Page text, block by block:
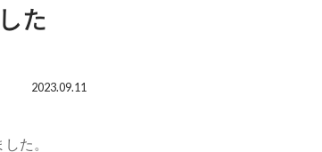
た
2023.09.11
た。